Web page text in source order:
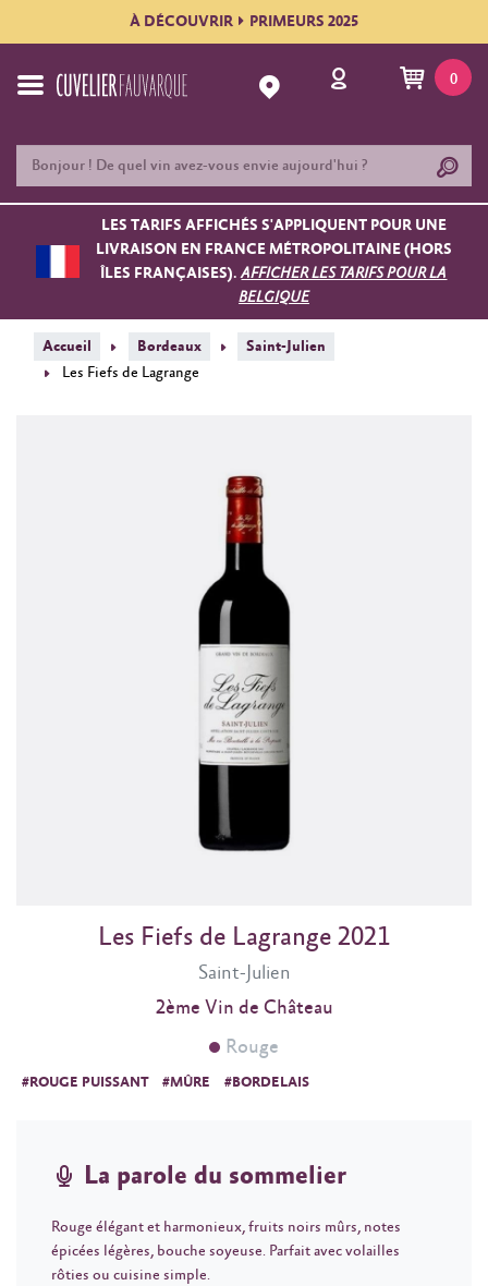
À DÉCOUVRIR PRIMEURS 2025
0
LES TARIFS AFFICHÉS S'APPLIQUENT POUR UNE
LIVRAISON EN FRANCE MÉTROPOLITAINE (HORS
ÎLES FRANÇAISES).AFFICHER LES TARIFS POUR LA
BELGIQUE
Accueil Bordeaux
Saint-Julien
Les Fiefs de Lagrange
Saint-Julien
Les Fiefs de Lagrange 2021
2ème Vin de Château
Rouge
#ROUGE PUISSANT #MÛRE #BORDELAIS
La parole du sommelier
Rouge élégant et harmonieux, fruits noirs mûrs, notes
épicées légères, bouche soyeuse. Parfait avec volailles
rôties ou cuisine simple.